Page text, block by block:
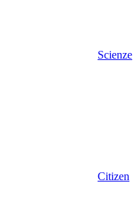
Scienze
Citizen